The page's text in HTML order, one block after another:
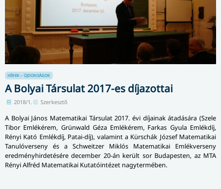
HÍREK – ÚJDONSÁGOK
A Bolyai Társulat 2017-es díjazottai
2018/1. Szerkesztő
A Bolyai János Matematikai Társulat 2017. évi díjainak átadására (Szele
Tibor Emlékérem, Grünwald Géza Emlékérem, Farkas Gyula Emlékdíj,
Rényi Kató Emlékdíj, Patai-díj), valamint a Kürschák József Matematikai
Tanulóverseny és a Schweitzer Miklós Matematikai Em­lék­ver­seny
eredményhirdetésére december 20-án került sor Budapesten, az MTA
Rényi Alfréd Matematikai Kutatóintézet nagy­ter­mé­ben.